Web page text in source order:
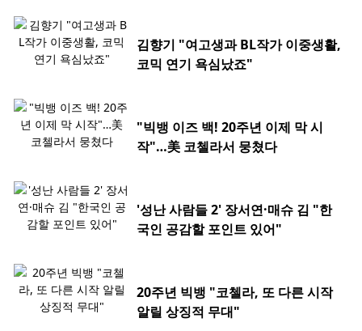
김향기 "여고생과 BL작가 이중생활,
코믹 연기 욕심났죠"
"빅뱅 이즈 백! 20주년 이제 막 시
작"…美 코첼라서 뭉쳤다
'성난 사람들 2' 장서연·매슈 김 "한
국인 공감할 포인트 있어"
20주년 빅뱅 "코첼라, 또 다른 시작
알릴 상징적 무대"